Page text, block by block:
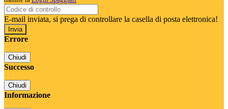
E-mail inviata, si prega di controllare la casella di posta elettronica!
Errore
Chiudi
Successo
Chiudi
Informazione